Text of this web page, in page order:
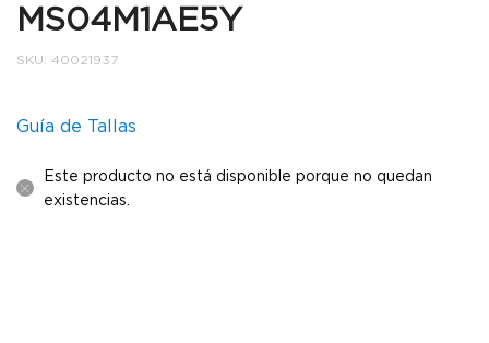
MS04M1AE5Y
SKU: 40021937
Guía de Tallas
Este producto no está disponible porque no quedan
existencias.